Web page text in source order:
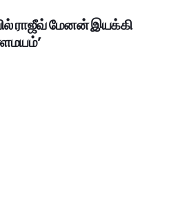
ராஜீவ் மேனன் இயக்கி